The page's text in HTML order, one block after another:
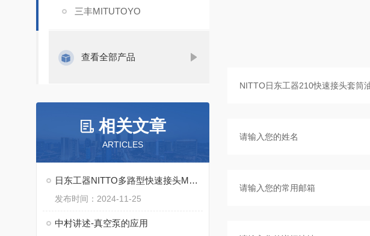
三丰MITUTOYO
查看全部产品
相关文章
ARTICLES
日东工器NITTO多路型快速接头MAS MAT系列特点
发布时间：2024-11-25
中村讲述-真空泵的应用